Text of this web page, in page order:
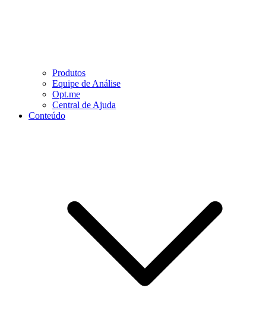
Produtos
Equipe de Análise
Opt.me
Central de Ajuda
Conteúdo